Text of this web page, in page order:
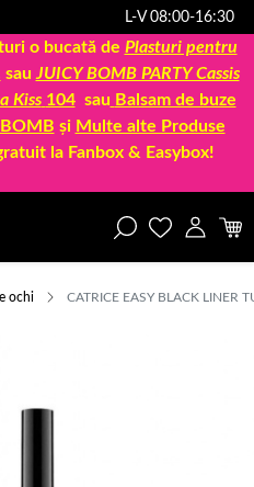
L-V 08:00-16:30
o bucată de Plasturi pentru
sau JUICY BOMB PARTY Cassis
Kiss 104sau Balsam de buze
și Multe alte Produse
la Fanbox & Easybox!
ochi CATRICE EASY BLACK LINER